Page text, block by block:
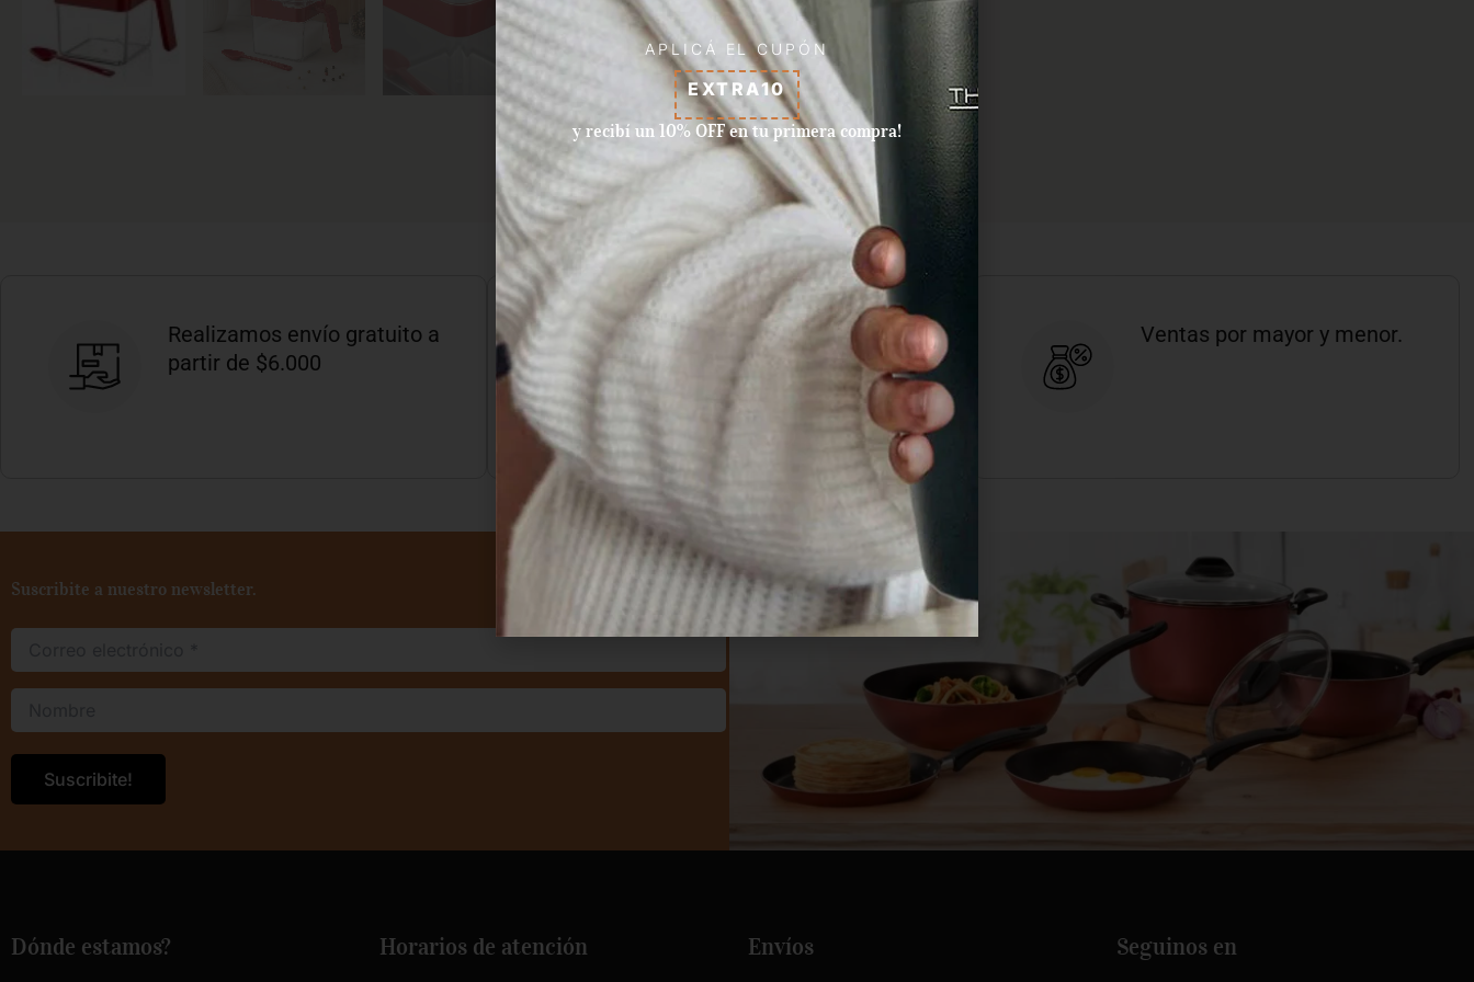
Realizamos envío gratuito a
partir de $6.000
Aceptamos pagos con tarjeta
de crédito, débito, efectivo, y
dinero disponible en Mercado
Pago.
Ventas por mayor y menor.
Suscribite a nuestro newsletter.
Dónde estamos? Horarios de atención Envíos Seguinos en
APLICÁ EL CUPÓN
EXTRA10
y recibí un 10% OFF en tu primera compra!